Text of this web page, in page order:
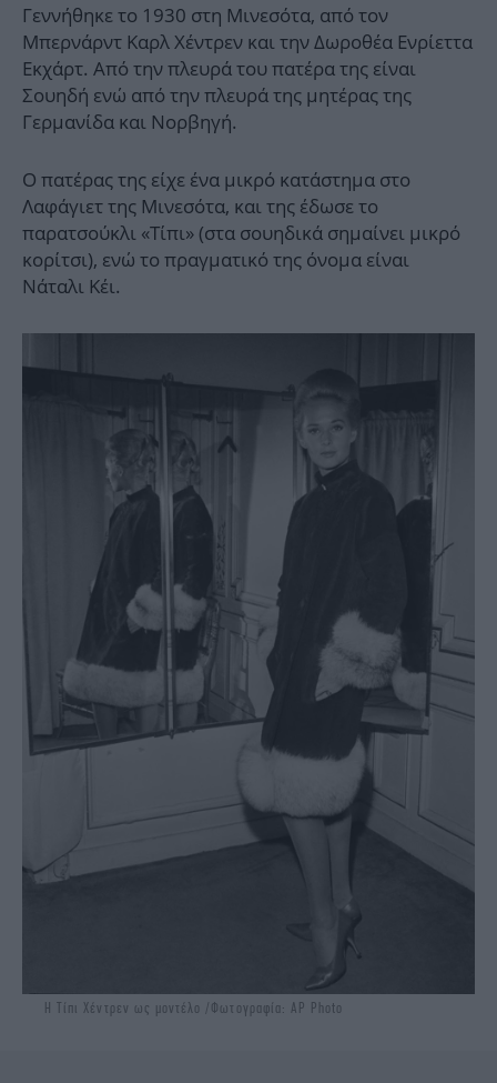
Γεννήθηκε το 1930 στη Μινεσότα, από τον
Μπερνάρντ Καρλ Χέντρεν και την Δωροθέα Ενρίεττα
Εκχάρτ. Από την πλευρά του πατέρα της είναι
Σουηδή ενώ από την πλευρά της μητέρας της
Γερμανίδα και Νορβηγή.
Ο πατέρας της είχε ένα μικρό κατάστημα στο
Λαφάγιετ της Μινεσότα, και της έδωσε το
παρατσούκλι «Τίπι» (στα σουηδικά σημαίνει μικρό
κορίτσι), ενώ το πραγματικό της όνομα είναι
Νάταλι Κέι.
H Τίπι Χέντρεν ως μοντέλο /Φωτογραφία: AP Photo